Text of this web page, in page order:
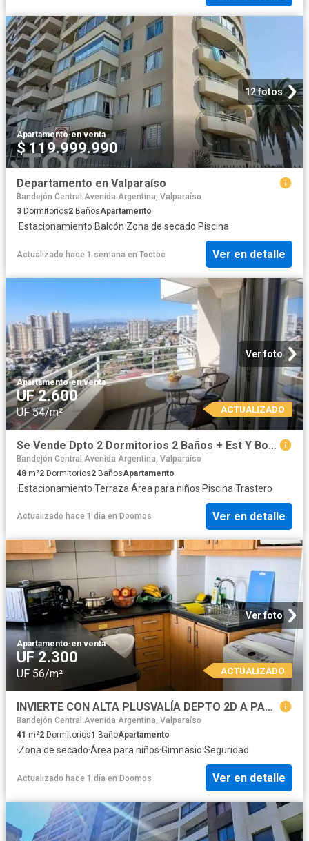
12 fotos
Apartamento·en venta
$ 119.999.990
Departamento en Valparaíso
Bandejón Central Avenida Argentina, Valparaíso
3 Dormitorios2 BañosApartamento
·Estacionamiento·Balcón·Zona de secado·Piscina
Actualizado hace 1 semana en Toctoc Ver en detalle
Ver foto
Apartamento·en venta
UF 2.600
UF 54/m² ACTUALIZADO
Se Vende Dpto 2 Dormitorios 2 Baños + Est Y Bodega
Bandejón Central Avenida Argentina, Valparaíso
48 m²2 Dormitorios2 BañosApartamento
·Estacionamiento·Terraza·Área para niños·Piscina·Trastero
Actualizado hace 1 día en Doomos Ver en detalle
Ver foto
Apartamento·en venta
UF 2.300
UF 56/m² ACTUALIZADO
INVIERTE CON ALTA PLUSVALÍA DEPTO 2D A PASOS DE UTFSM
Bandejón Central Avenida Argentina, Valparaíso
41 m²2 Dormitorios1 BañoApartamento
·Zona de secado·Área para niños·Gimnasio·Seguridad
Actualizado hace 1 día en Doomos Ver en detalle